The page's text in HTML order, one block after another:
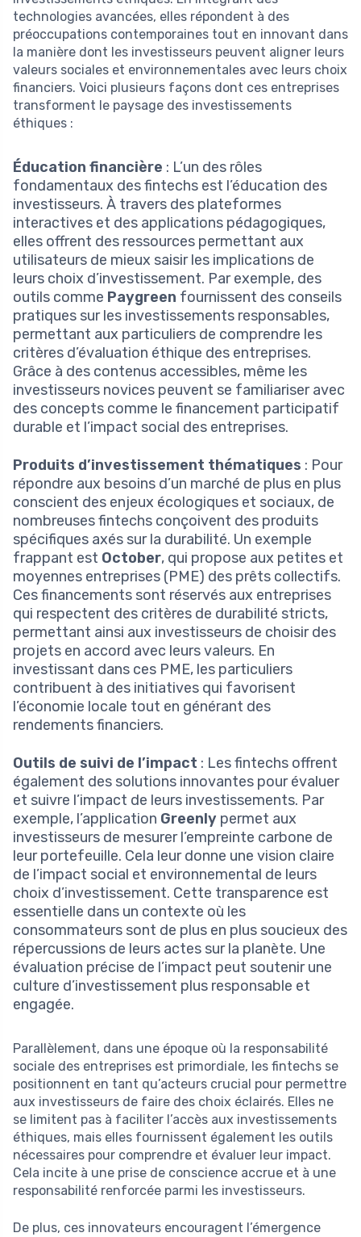
technologies avancées, elles répondent à des
préoccupations contemporaines tout en innovant dans
la manière dont les investisseurs peuvent aligner leurs
valeurs sociales et environnementales avec leurs choix
financiers. Voici plusieurs façons dont ces entreprises
transforment le paysage des investissements
éthiques :
Éducation financière : L’un des rôles
fondamentaux des fintechs est l’éducation des
investisseurs. À travers des plateformes
interactives et des applications pédagogiques,
elles offrent des ressources permettant aux
utilisateurs de mieux saisir les implications de
leurs choix d’investissement. Par exemple, des
outils comme Paygreen fournissent des conseils
pratiques sur les investissements responsables,
permettant aux particuliers de comprendre les
critères d’évaluation éthique des entreprises.
Grâce à des contenus accessibles, même les
investisseurs novices peuvent se familiariser avec
des concepts comme le financement participatif
durable et l’impact social des entreprises.
Produits d’investissement thématiques : Pour
répondre aux besoins d’un marché de plus en plus
conscient des enjeux écologiques et sociaux, de
nombreuses fintechs conçoivent des produits
spécifiques axés sur la durabilité. Un exemple
frappant est October, qui propose aux petites et
moyennes entreprises (PME) des prêts collectifs.
Ces financements sont réservés aux entreprises
qui respectent des critères de durabilité stricts,
permettant ainsi aux investisseurs de choisir des
projets en accord avec leurs valeurs. En
investissant dans ces PME, les particuliers
contribuent à des initiatives qui favorisent
l’économie locale tout en générant des
rendements financiers.
Outils de suivi de l’impact : Les fintechs offrent
également des solutions innovantes pour évaluer
et suivre l’impact de leurs investissements. Par
exemple, l’application Greenly permet aux
investisseurs de mesurer l’empreinte carbone de
leur portefeuille. Cela leur donne une vision claire
de l’impact social et environnemental de leurs
choix d’investissement. Cette transparence est
essentielle dans un contexte où les
consommateurs sont de plus en plus soucieux des
répercussions de leurs actes sur la planète. Une
évaluation précise de l’impact peut soutenir une
culture d’investissement plus responsable et
engagée.
Parallèlement, dans une époque où la responsabilité
sociale des entreprises est primordiale, les fintechs se
positionnent en tant qu’acteurs crucial pour permettre
aux investisseurs de faire des choix éclairés. Elles ne
se limitent pas à faciliter l’accès aux investissements
éthiques, mais elles fournissent également les outils
nécessaires pour comprendre et évaluer leur impact.
Cela incite à une prise de conscience accrue et à une
responsabilité renforcée parmi les investisseurs.
De plus, ces innovateurs encouragent l’émergence